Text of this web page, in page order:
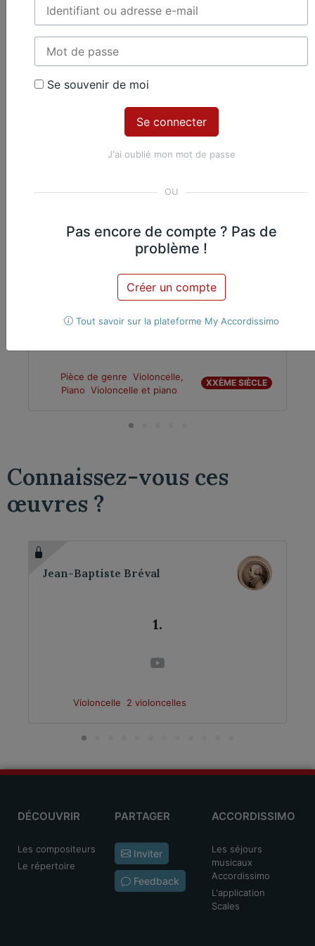
3. Élégie
Frank Bridge
Œuvres du même
compositeur​
Méditation
Pièce de genre Violoncelle,
Piano Violoncelle et piano
XXÈME SIÈCLE
Connaissez-vous ces
œuvres ?
Jean-Baptiste Bréval
1.
Violoncelle 2 violoncelles
DÉCOUVRIR
Les compositeurs
Le répertoire
PARTAGER
Inviter
Feedback
ACCORDISSIMO
Les séjours
musicaux
Accordissimo
L'application
Scales
Se souvenir de moi
J'ai oublié mon mot de passe
Pas encore de compte ? Pas de
problème !
Créer un compte
Tout savoir sur la plateforme My Accordissimo